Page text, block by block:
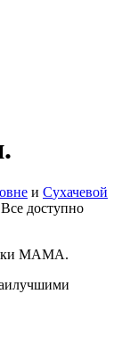
и Сухачевой
доступно
МАМА.